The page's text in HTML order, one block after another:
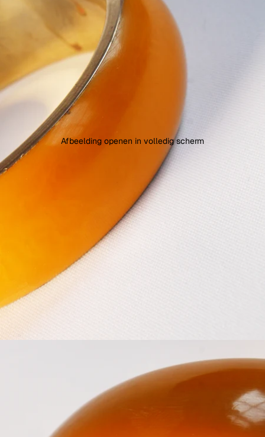
Afbeelding openen in volledig scherm